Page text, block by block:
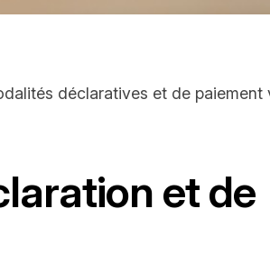
déclaratives et de paiement
et de